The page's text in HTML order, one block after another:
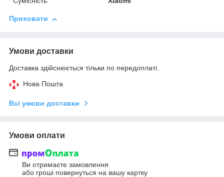
Приховати
Умови доставки
Доставка здійснюється тільки по передоплаті.
Нова Пошта
Всі умови доставки
Умови оплати
Ви отримаєте замовлення
або гроші повернуться на вашу картку